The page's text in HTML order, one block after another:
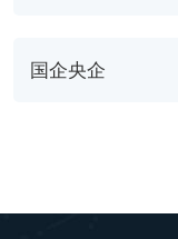
国企央企